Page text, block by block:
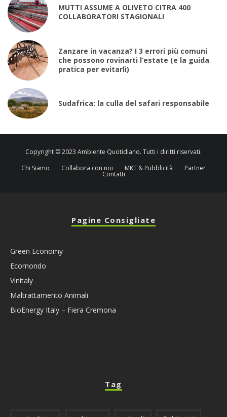
MUTTI ASSUME A OLIVETO CITRA 400
COLLABORATORI STAGIONALI
Zanzare in vacanza? I 3 errori più comuni
che possono rovinarti l’estate (e la guida
pratica per evitarli)
Sudafrica: la culla del safari responsabile
Copyright © 2023 Ambiente Quotidiano. Tutti i diritti riservati.
Chi Siamo
Collabora con noi MKT & Pubblicità Partner
Contatti
Pagine Consigliate
Green Economy
Ecomondo
Vinitaly
Maltrattamento Animali
BioEnergy Italy – Fiera Cremona
Tag